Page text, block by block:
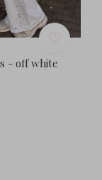
- off white